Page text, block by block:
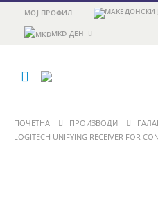
МОЈ ПРОФИЛ
MKD ДЕН
ПОЧЕТНА ПРОИЗВОДИ
LOGITECH UNIFYING RECEIVER FOR